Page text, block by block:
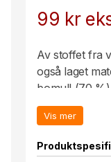
99 kr
Av stoffet fra
også laget
bomull (70
på stranden,
uansett hvilket
klassiske og
Vis mer